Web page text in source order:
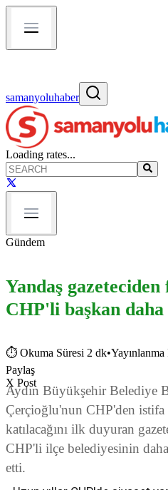
samanyoluhaber
Loading rates...
Gündem
Yandaş
CHP'li başkan
⏱ Okuma Süresi 2 dk•
Paylaş
X Post
Aydın Büyükşehir Belediye
Çerçioğlu'nun CHP'den
katılacağını ilk duyuran
CHP'li ilçe belediyesinin
etti.